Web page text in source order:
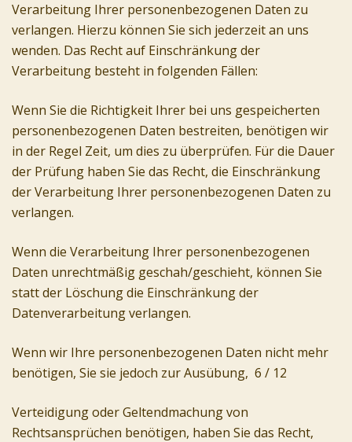
Verarbeitung Ihrer personenbezogenen Daten zu
verlangen. Hierzu können Sie sich jederzeit an uns
wenden. Das Recht auf Einschränkung der
Verarbeitung besteht in folgenden Fällen:
Wenn Sie die Richtigkeit Ihrer bei uns gespeicherten
personenbezogenen Daten bestreiten, benötigen wir
in der Regel Zeit, um dies zu überprüfen. Für die Dauer
der Prüfung haben Sie das Recht, die Einschränkung
der Verarbeitung Ihrer personenbezogenen Daten zu
verlangen.
Wenn die Verarbeitung Ihrer personenbezogenen
Daten unrechtmäßig geschah/geschieht, können Sie
statt der Löschung die Einschränkung der
Datenverarbeitung verlangen.
Wenn wir Ihre personenbezogenen Daten nicht mehr
benötigen, Sie sie jedoch zur Ausübung, 6 / 12
Verteidigung oder Geltendmachung von
Rechtsansprüchen benötigen, haben Sie das Recht,